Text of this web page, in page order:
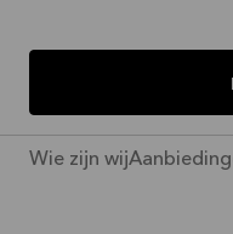
Wie zijn wij